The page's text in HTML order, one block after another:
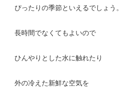
ぴったりの季節といえるでしょう。
長時間でなくてもよいので
ひんやりとした水に触れたり
外の冷えた新鮮な空気を